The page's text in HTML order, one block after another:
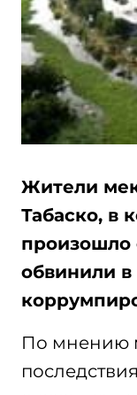
Жители
Табаско, в
произошло
обвинили
По мнению